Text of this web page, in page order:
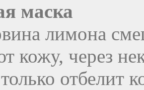
маска
лимона
кожу, через
отбелит